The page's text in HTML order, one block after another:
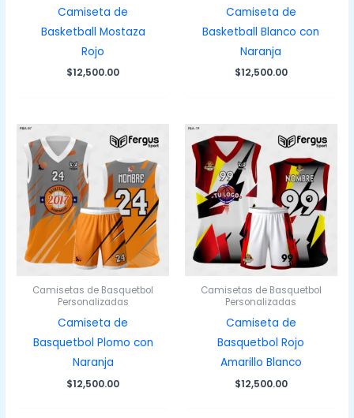
Camiseta de
Basketball Mostaza
Rojo
$12,500.00
Camiseta de
Basketball Blanco con
Naranja
$12,500.00
Camisetas de Basquetbol
Personalizadas
Camiseta de
Basquetbol Plomo con
Naranja
$12,500.00
Camisetas de Basquetbol
Personalizadas
Camiseta de
Basquetbol Rojo
Amarillo Blanco
$12,500.00